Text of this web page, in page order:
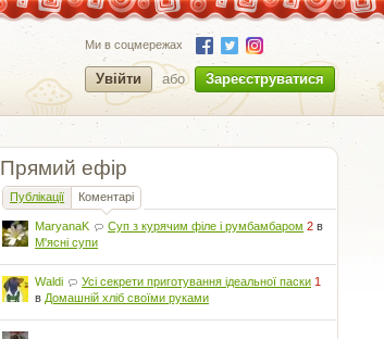
Ми в соцмережах
Увійти або Зареєструватися
Прямий ефір
Публікації Коментарі
MaryanaK Суп з курячим філе і румбамбаром 2 в
М'ясні супи
Waldi Усі секрети приготування ідеальної паски 1
в Домашній хліб своїми руками